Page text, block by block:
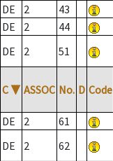
DE
2 43
DE
2 44
DE
2 51
C ▼ ASSOC No. D Code
DE
2 61
DE
2 62